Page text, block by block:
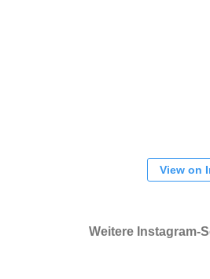
View on
Weitere Instagram-